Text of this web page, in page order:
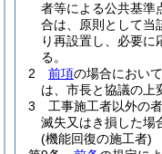
者等による公共基準
合は、原則として当
り再設置し、必要に
る。
2
前項の場合におい
は、市長と協議の上
3
工事施工者以外の
滅失又はき損した場
(機能回復の施工者)